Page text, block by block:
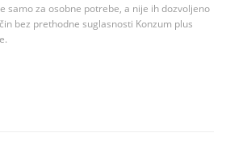
samo za osobne potrebe, a nije ih dozvoljeno
bez prethodne suglasnosti Konzum plus